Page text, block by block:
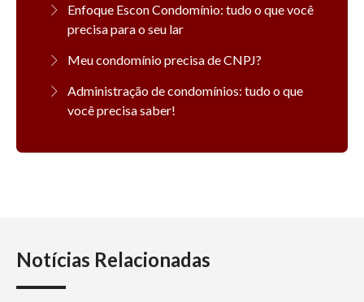
Enfoque Escon Condomínio: tudo o que você
precisa para o seu lar
Meu condomínio precisa de CNPJ?
Administração de condomínios: tudo o que
você precisa saber!
Notícias Relacionadas